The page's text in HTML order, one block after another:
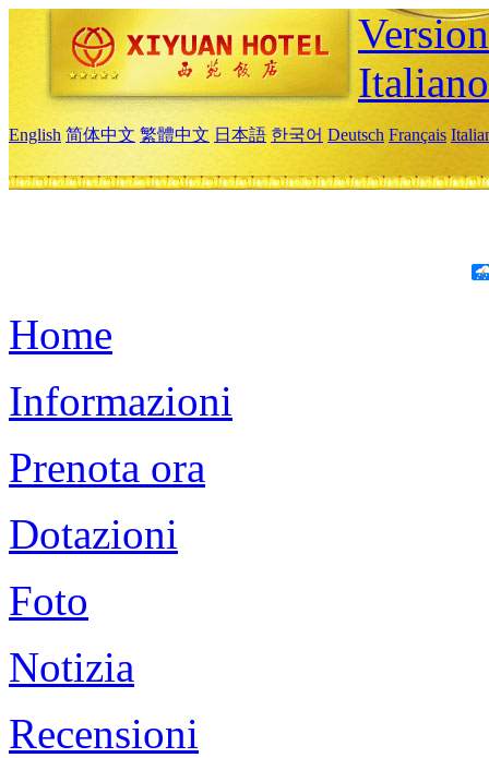
Italiano
English 简体中文 繁體中文 日本語 한국어 Deutsch Français
Home
Informazioni
Prenota ora
Dotazioni
Foto
Notizia
Recensioni